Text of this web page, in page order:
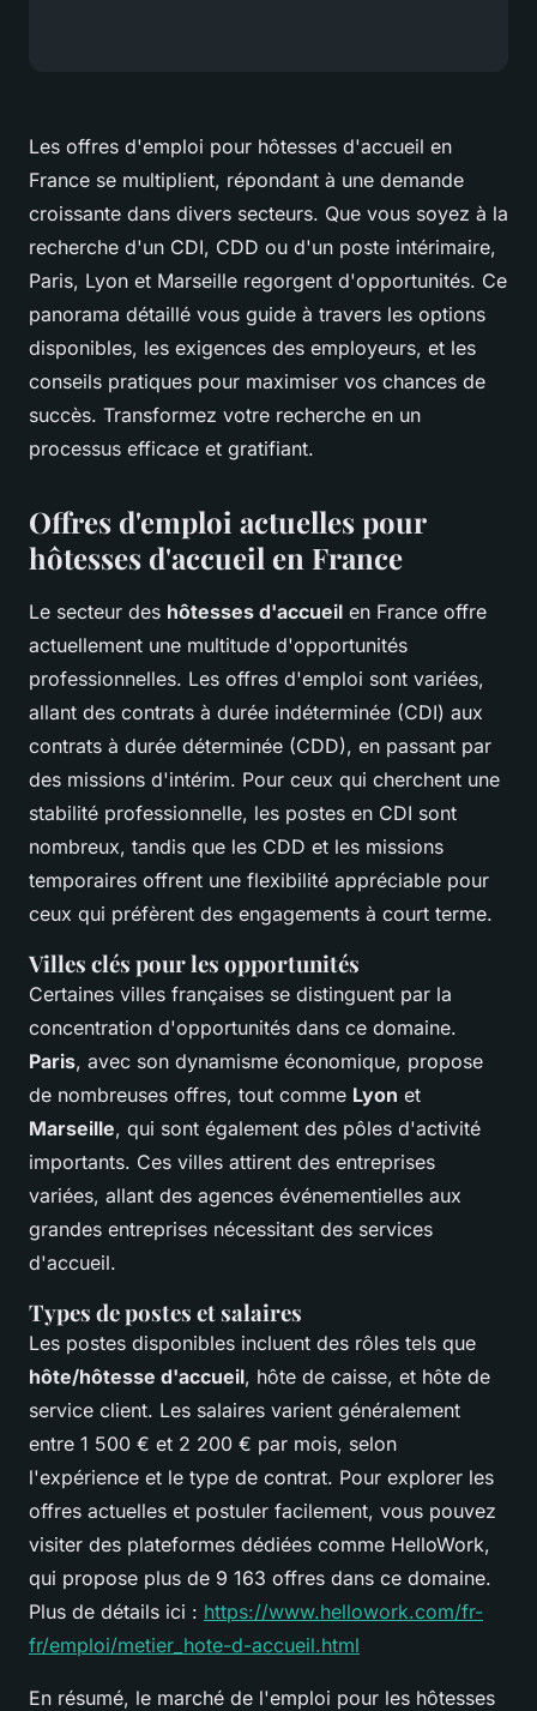
Les offres d'emploi pour hôtesses d'accueil en
France se multiplient, répondant à une demande
croissante dans divers secteurs. Que vous soyez à la
recherche d'un CDI, CDD ou d'un poste intérimaire,
Paris, Lyon et Marseille regorgent d'opportunités. Ce
panorama détaillé vous guide à travers les options
disponibles, les exigences des employeurs, et les
conseils pratiques pour maximiser vos chances de
succès. Transformez votre recherche en un
processus efficace et gratifiant.
Offres d'emploi actuelles pour
hôtesses d'accueil en France
Le secteur des hôtesses d'accueil en France offre
actuellement une multitude d'opportunités
professionnelles. Les offres d'emploi sont variées,
allant des contrats à durée indéterminée (CDI) aux
contrats à durée déterminée (CDD), en passant par
des missions d'intérim. Pour ceux qui cherchent une
stabilité professionnelle, les postes en CDI sont
nombreux, tandis que les CDD et les missions
temporaires offrent une flexibilité appréciable pour
ceux qui préfèrent des engagements à court terme.
Villes clés pour les opportunités
Certaines villes françaises se distinguent par la
concentration d'opportunités dans ce domaine.
Paris, avec son dynamisme économique, propose
de nombreuses offres, tout comme Lyon et
Marseille, qui sont également des pôles d'activité
importants. Ces villes attirent des entreprises
variées, allant des agences événementielles aux
grandes entreprises nécessitant des services
d'accueil.
Types de postes et salaires
Les postes disponibles incluent des rôles tels que
hôte/hôtesse d'accueil, hôte de caisse, et hôte de
service client. Les salaires varient généralement
entre 1 500 € et 2 200 € par mois, selon
l'expérience et le type de contrat. Pour explorer les
offres actuelles et postuler facilement, vous pouvez
visiter des plateformes dédiées comme HelloWork,
qui propose plus de 9 163 offres dans ce domaine.
Plus de détails ici : https://www.hellowork.com/fr-
fr/emploi/metier_hote-d-accueil.html
En résumé, le marché de l'emploi pour les hôtesses